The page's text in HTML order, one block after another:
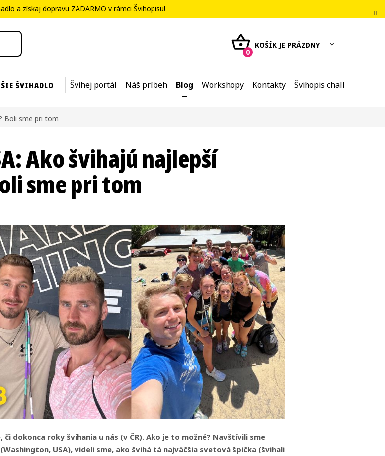
a získaj dopravu ZADARMO v rámci Švihopisu!
NÁKUPNÝ
KOŠÍK
ŠVIHADLO Švihej portál Náš príbeh Blog Workshopy Kontakty Švihopis challenge
Boli sme pri tom
Ako švihajú najlepší
sme pri tom
či dokonca roky švihania u nás (v ČR). Ako je to možné? Navštívili sme
USA), videli sme, ako švihá tá najväčšia svetová špička (švihali